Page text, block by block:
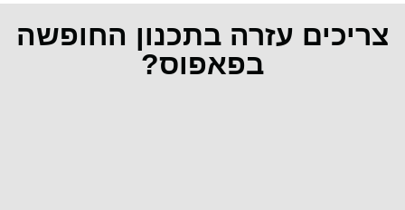
צריכים עזרה בתכנון החופשה
בפאפוס?